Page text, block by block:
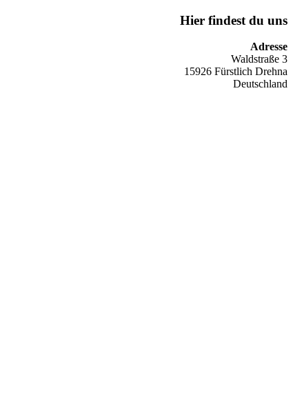
Hier findest du uns
Adresse
Waldstraße 3
15926 Fürstlich Drehna
Deutschland